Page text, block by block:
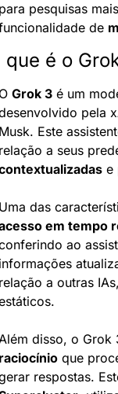
pesquisas
de
que é o
Grok 3 é um
pela
Este
e
em tempo
ao
a outras
disso, o Grok
que
respostas.